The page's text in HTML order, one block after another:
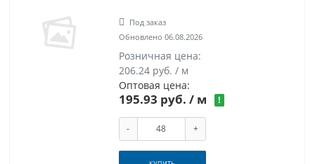
Под заказ
Обновлено 06.08.2026
Розничная цена:
206.24 руб. / м
Оптовая цена:
195.93 руб. / м !
- +